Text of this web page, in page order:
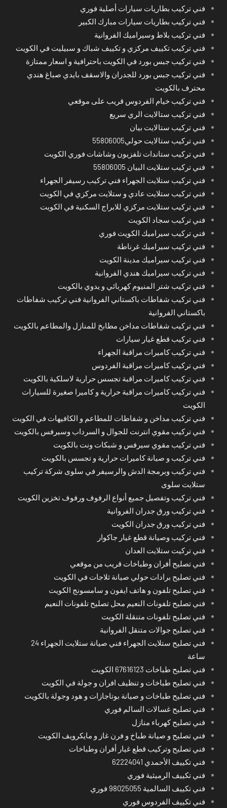
فني تركيب بطاريات سيارات أصلية فوري
فني تركيب بطاريات سيارات مبارك الكبير
فني تركيب بلاط وسيراميك الفروانية
فني تركيب تكييف مركزي و تكييف شباك و سبيليت في الكويت
فني تركيب جبس بورد في الكويت باحترافية و اسعار ممتازة
فني تركيب جبس بورد للجدران والاسقف بايدي صباغ هندي
محترف بالكويت
فني تركيب خيام الفردوس قريب على موقعي
فني تركيب ستالايت الري سريع
فني تركيب ستالايت بيان
فني تركيب ستالايت حولي55806005
فني تركيب ستاندات تلفزيون وشاشات فوري الكويت
فني تركيب ستلايت البيان 55806005
فني تركيب ستلايت الجهراء فني تركيب رسيفر الجهراء
فني تركيب ستلايت عادي و ستلايت مركزي في الكويت
فني تركيب ستلايت مركزي للابراج السكنية في الكويت
فني تركيب سجاد الكويت
فني تركيب سيراميك الكويت فوري
فني تركيب سيراميك غرناطة
فني تركيب سيراميك مدينة الكويت
فني تركيب سيراميك هندي الفروانية
فني تركيب شتر المنيوم كهربائي و يدوي بالكويت
فني تركيب شفاطات باكستاني الفروانية فني تركيب شفاطات
باكستاني الفروانية
فني تركيب شفاطات مداخن مطابخ للمنازل والمطاعم بالكويت
فني تركيب قطع غيار سيارات
فني تركيب كاميرات مراقبة الجهراء
فني تركيب كاميرات مراقبة الفردوس
فني تركيب كاميرات مراقبة تجسس حرارية لاسلكية بالكويت
فني تركيب كاميرات مراقبة حرارية و كاميرا صغيرة للسيارات
الكويت
فني تركيب مداخن و شفاطات للمطاعم و الكافيهات في الكويت
فني تركيب مقوي انترنت للجوال و السرداب وسيرفس بالكويت
فني تركيب مقوي سيرفس و شبكات ونت بالكويت
فني تركيب و صيانة كاميرات حرارية و تجسس بالكويت
فني تركيب وبرمجة الدش والرسيفر في سلوى شركة تركيب
ستلايت سلوى
فني تركيب وتفصيل جميع أنواع الرفوف ورفوف تخزين الكويت
فني تركيب ورق جدران الفروانية
فني تركيب ورق جدران الكويت
فني تركيب وصيانة قطع غيار جاكوار
فني تركيت ستلايت العدان
فني تصليح أفران وطباخات قريب من موقعي
فني تصليح برادات حولي صيانة ثلاجات في الكويت
فني تصليح تلفون و هاتف ايفون و سامسونج الكويت
فني تصليح تلفونات النعيم محل تصليح تلفونات النعيم
فني تصليح تلفونات متنقلة الكويت
فني تصليح جوالات متنقل الفروانية
فني تصليح ستلايت الجهراء فني صيانة ستلايت الجهراء 24
ساعة
فني تصليح طباخات 67616123 الكويت
فني تصليح طباخات و تنظيف افران و جولة في الكويت
فني تصليح طباخات و صيانة بوتاجازات و هود وجولة بالكويت
فني تصليح غسالات السالم فوري
فني تصليح كهرباء منازل
فني تصليح و صيانة طباخ و فرن غاز و مايكرويف الكويت
فني تصليح وتركيب قطع غيار أفران وطباخات
فني تكييف الأحمدي 62224041
فني تكييف الرميثية فوري
فني تكييف السالمية 98025055 فوري
فني تكييف الفردوس فوري